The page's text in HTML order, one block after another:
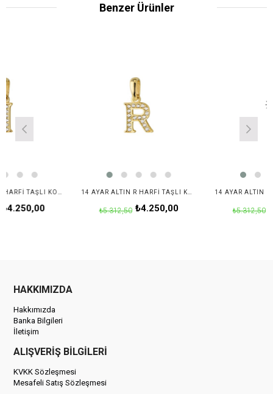
Benzer Ürünler
14 AYAR ALTIN I HARFI TAŞLI KOLYE UCU 14 AYAR ALTIN R HARFI TAŞLI KOLYE UCU
₺4.250,00
₺5.312,50 ₺5.312,50
HAKKIMIZDA
Hakkımızda
Banka Bilgileri
İletişim
ALIŞVERİŞ BİLGİLERİ
KVKK Sözleşmesi
Mesafeli Satış Sözleşmesi